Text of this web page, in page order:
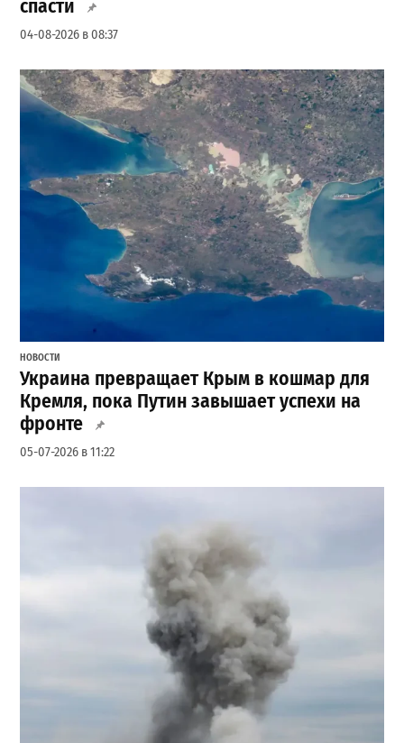
спасти
04-08-2026 в 08:37
НОВОСТИ
Украина превращает Крым в кошмар для
Кремля, пока Путин завышает успехи на
фронте
05-07-2026 в 11:22